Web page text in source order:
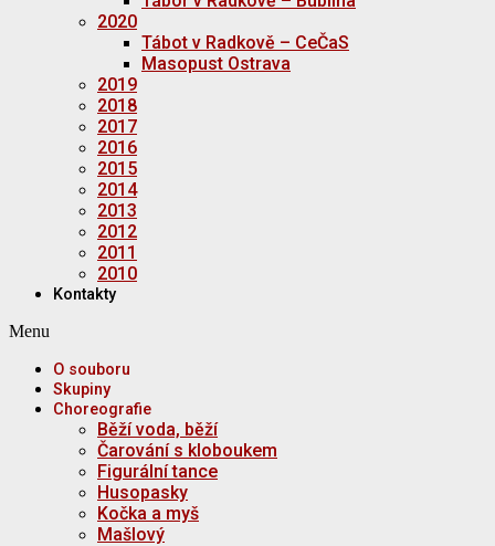
2020
Tábot v Radkově – CeČaS
Masopust Ostrava
2019
2018
2017
2016
2015
2014
2013
2012
2011
2010
Kontakty
Menu
O souboru
Skupiny
Choreografie
Běží voda, běží
Čarování s kloboukem
Figurální tance
Husopasky
Kočka a myš
Mašlový